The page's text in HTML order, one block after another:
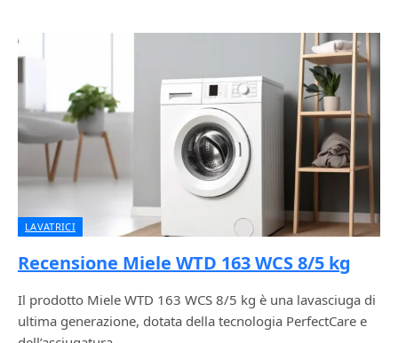
LAVATRICI
Recensione Miele WTD 163 WCS 8/5 kg
Il prodotto Miele WTD 163 WCS 8/5 kg è una lavasciuga di
ultima generazione, dotata della tecnologia PerfectCare e